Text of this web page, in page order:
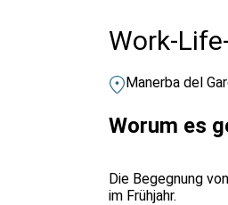
Work-
Manerba del
Worum es
Die Begegnung
im Frühjahr.